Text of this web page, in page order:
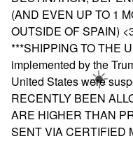
(AND EVEN UP TO 1
OUTSIDE OF SPAIN)
***SHIPPING TO THE
implemented by the
United States were
RECENTLY BEEN
ARE HIGHER THAN
SENT VIA CERTIFIED
☀️